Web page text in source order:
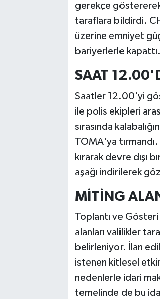
gerekçe
taraflara bildirdi.
üzerine emniyet
bariyerlerle
SAAT
Saatler 12.00'yi
ile polis ekipleri
sırasında
TOMA'ya
kırarak devre dışı
aşağı indirilerek
MİTİNG
Toplantı ve
alanları valilikler
belirleniyor. İlan
istenen kitlesel
nedenlerle idari
temelinde de bu